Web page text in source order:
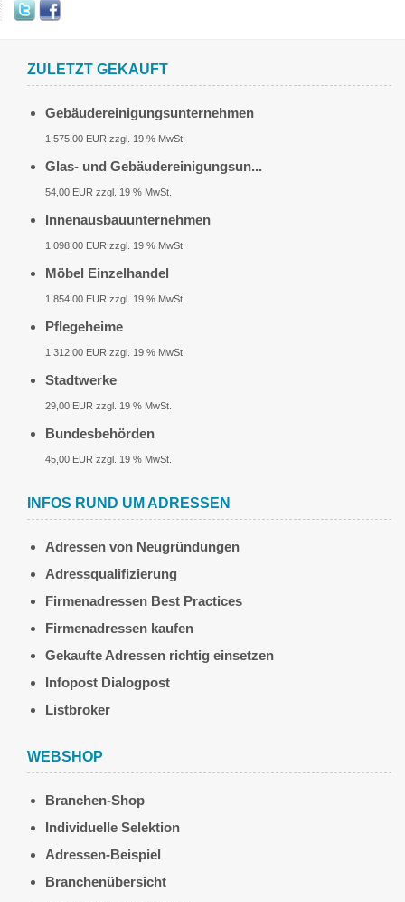
ZULETZT GEKAUFT
Gebäudereinigungsunternehmen
1.575,00 EUR zzgl. 19 % MwSt.
Glas- und Gebäudereinigungsun...
54,00 EUR zzgl. 19 % MwSt.
Innenausbauunternehmen
1.098,00 EUR zzgl. 19 % MwSt.
Möbel Einzelhandel
1.854,00 EUR zzgl. 19 % MwSt.
Pflegeheime
1.312,00 EUR zzgl. 19 % MwSt.
Stadtwerke
29,00 EUR zzgl. 19 % MwSt.
Bundesbehörden
45,00 EUR zzgl. 19 % MwSt.
INFOS RUND UM ADRESSEN
Adressen von Neugründungen
Adressqualifizierung
Firmenadressen Best Practices
Firmenadressen kaufen
Gekaufte Adressen richtig einsetzen
Infopost Dialogpost
Listbroker
WEBSHOP
Branchen-Shop
Individuelle Selektion
Adressen-Beispiel
Branchenübersicht